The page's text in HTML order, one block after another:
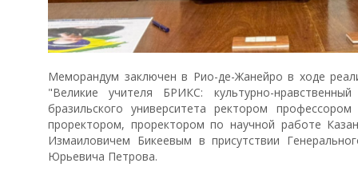
Меморандум заключен в Рио-де-Жанейро в ходе
"Великие учителя БРИКС: культурно-
бразильского университета ректором
проректором, проректором по научной работе
Измаиловичем Бикеевым в присутствии
Юрьевича Петрова.